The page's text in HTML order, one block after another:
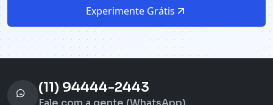
Experimente Grátis
(11) 94444-2443